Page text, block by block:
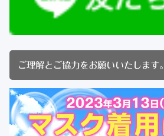
ご理解とご協力をお願いいたします。